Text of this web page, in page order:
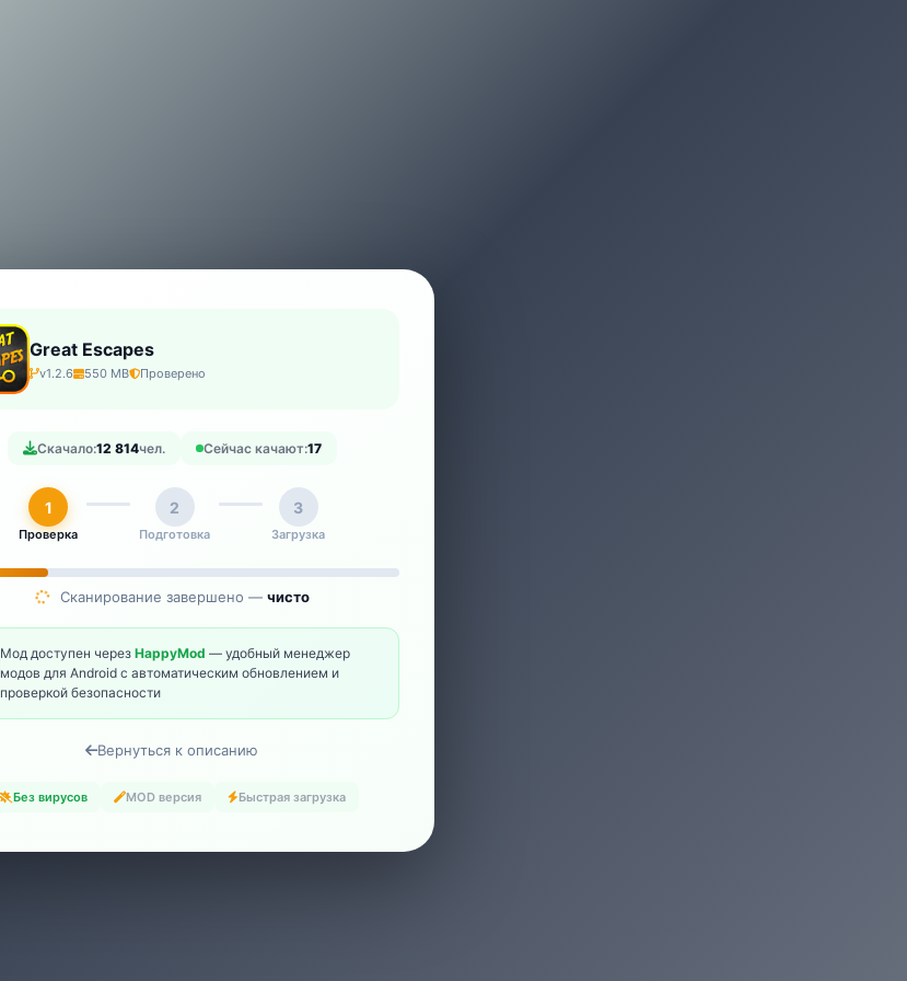
Great Escapes
v1.2.6 550 MB Проверено
Скачало:12 814чел. Сейчас качают:17
1
Проверка
2
Подготовка
3
Загрузка
Сканирование завершено — чисто
Мод доступен через HappyMod — удобный менеджер
модов для Android с автоматическим обновлением и
проверкой безопасности
Вернуться к описанию
Без вирусов MOD версия Быстрая загрузка